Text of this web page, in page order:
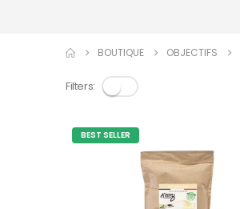
BOUTIQUE OBJECTIFS
Filters:
BEST SELLER